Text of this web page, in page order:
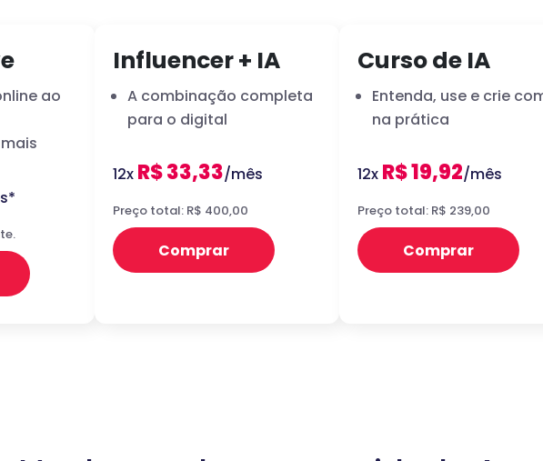
ao
Influencer + IA
A combinação completa
para o digital
12x R$ 33,33/mês
Preço total: R$ 400,00
Comprar
Curso de IA
Entenda, use e crie
na prática
12x R$ 19,92/mês
Preço total: R$ 239,00
Comprar